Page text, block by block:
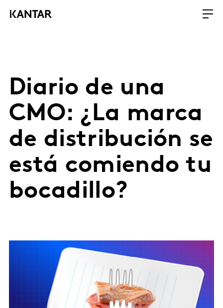
Diario de una
CMO: ¿La marca
de distribución se
está comiendo tu
bocadillo?